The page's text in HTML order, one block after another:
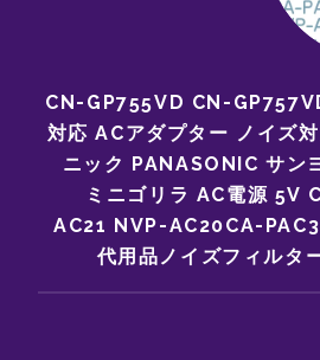
CN-GP755VD CN-
対応 ACアダプター ノイズ
ニック PANASONIC サン
ミニゴリラ AC電源 5V
AC21 NVP-AC20CA-
代用品ノイズフィル